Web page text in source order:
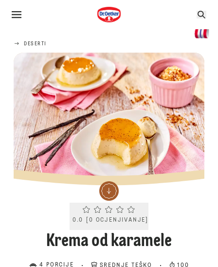
DESERTI
Current rating 0.0. Click to rate.
0.0 [0 OCJENJIVANJE
Krema od karamele
4 PORCIJE SREDNJE TEŠKO 100